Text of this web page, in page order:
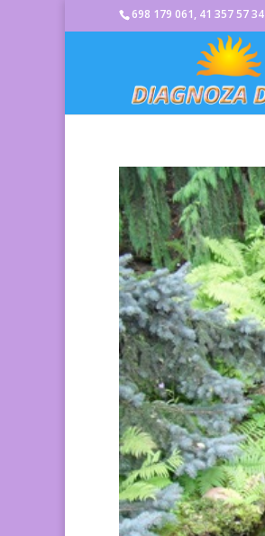
698 179 061, 41 357 57 34